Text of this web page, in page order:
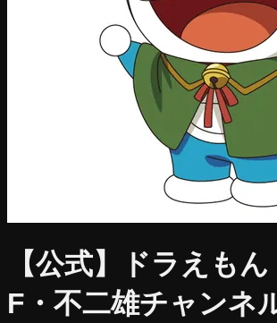
【公式】ドラえもん
F・不二雄チャンネ